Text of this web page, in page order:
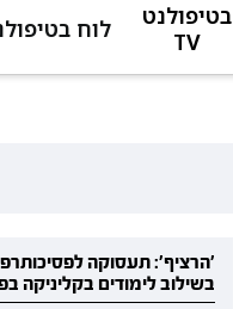
בטיפולנט
TV
לוח
'הרציף': תעסוקה
בשילוב לימודים בקליניקה